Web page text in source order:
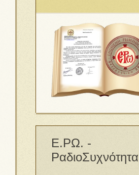
Ε.ΡΩ. -
ΡαδιοΣυχνότητα